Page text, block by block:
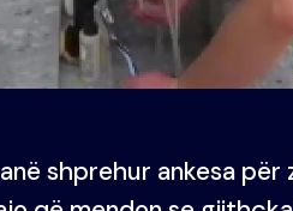
shprehur ankesa